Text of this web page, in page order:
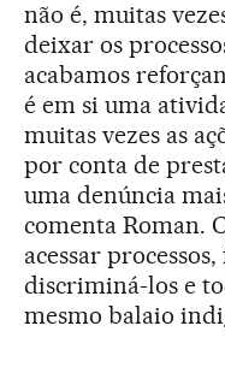
não é, muitas
deixar os
acabamos
é em si uma
muitas vezes as
por conta de
uma denúncia
comenta Roman.
acessar
discriminá-los e
mesmo balaio